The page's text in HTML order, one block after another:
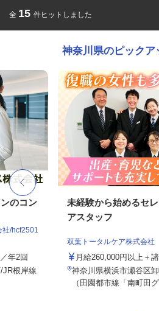
全 15 件ヒットしました
神奈川県のピックア
のコン
/hcf2501
年2回
JR根岸線
未経験から始めるセ
アスタッフ
双葉トータルケア株式会社
月給260,000円以上＋
神奈川県横浜市瀬谷区
（田園都市線「南町田グ